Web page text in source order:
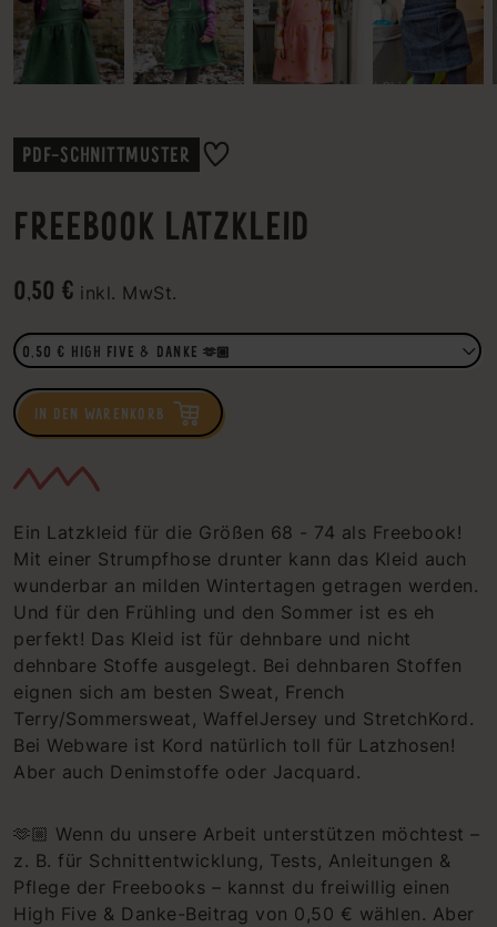
PDF-SCHNITTMUSTER
FREEBOOK LATZKLEID
0,50 € inkl. MwSt.
IN DEN WARENKORB
Ein Latzkleid für die Größen 68 - 74 als Freebook!
Mit einer Strumpfhose drunter kann das Kleid auch
wunderbar an milden Wintertagen getragen werden.
Und für den Frühling und den Sommer ist es eh
perfekt! Das Kleid ist für dehnbare und nicht
dehnbare Stoffe ausgelegt. Bei dehnbaren Stoffen
eignen sich am besten Sweat, French
Terry/Sommersweat, WaffelJersey und StretchKord.
Bei Webware ist Kord natürlich toll für Latzhosen!
Aber auch Denimstoffe oder Jacquard.
🫶🏼 Wenn du unsere Arbeit unterstützen möchtest –
z. B. für Schnittentwicklung, Tests, Anleitungen &
Pflege der Freebooks – kannst du freiwillig einen
High Five & Danke-Beitrag von 0,50 € wählen. Aber